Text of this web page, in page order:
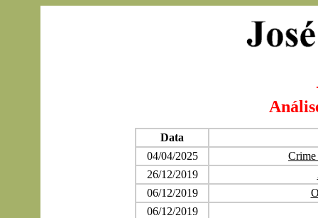
Data
04/04/2025
Crime
26/12/2019
06/12/2019
06/12/2019